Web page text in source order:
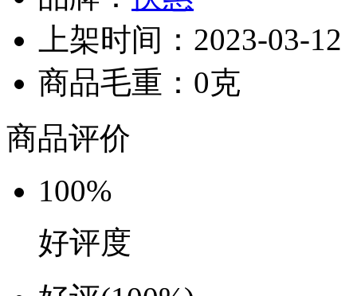
上架时间：2023-03-12
商品毛重：0克
商品评价
100%
好评度